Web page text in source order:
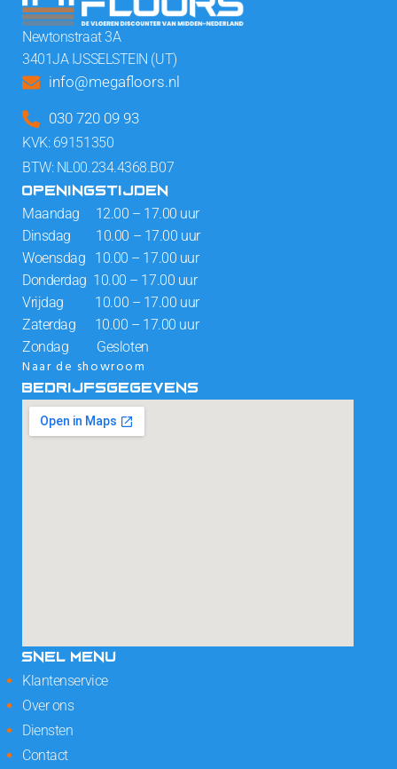
Newtonstraat 3A
3401JA IJSSELSTEIN (UT)
info@megafloors.nl
030 720 09 93
KVK: 69151350
BTW: NL00.234.4368.B07
OPENINGSTIJDEN
Maandag 12.00 – 17.00 uur
Dinsdag 10.00 – 17.00 uur
Woensdag 10.00 – 17.00 uur
Donderdag 10.00 – 17.00 uur
Vrijdag 10.00 – 17.00 uur
Zaterdag 10.00 – 17.00 uur
Zondag Gesloten
Naar de showroom
BEDRIJFSGEGEVENS
SNEL MENU
Klantenservice
Over ons
Diensten
Contact